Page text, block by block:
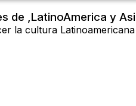
de ,LatinoAmerica y
la cultura Latinoamericana